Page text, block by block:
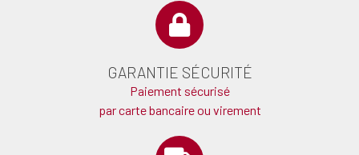
GARANTIE SÉCURITÉ
Paiement sécurisé
par carte bancaire ou virement